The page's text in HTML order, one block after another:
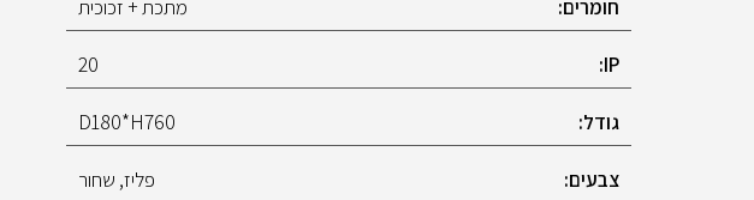
חומרים: מתכת + זכוכית
IP:
20
גודל: D180*H760
צבעים: פליז, שחור